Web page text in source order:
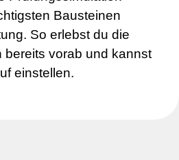
Bausteinen
So erlebst du die
bereits vorab und kannst
einstellen.